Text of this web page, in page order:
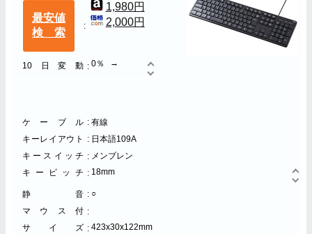
最安値
検索
1,980円
2,000円
10日変動 0％
ケーブル
有線
キーレイアウト
日本語109A
キースイッチ
メンブレン
キーピッチ
18mm
静音
○
マウス付
サイズ
423x30x122mm